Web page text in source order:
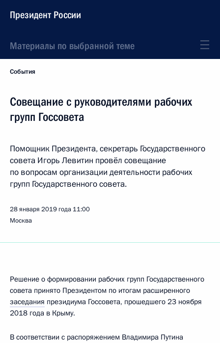
Президент России
Материалы по выбранной теме
События
Совещание с руководителями рабочих
групп Госсовета
Помощник Президента, секретарь Государственного
совета Игорь Левитин провёл совещание
по вопросам организации деятельности рабочих
групп Государственного совета.
28 января 2019 года 11:00
Москва
Решение о формировании рабочих групп Государственного
совета принято Президентом по итогам расширенного
заседания президиума Госсовета, прошедшего 23 ноября
2018 года в Крыму.
В соответствии с распоряжением Владимира Путина